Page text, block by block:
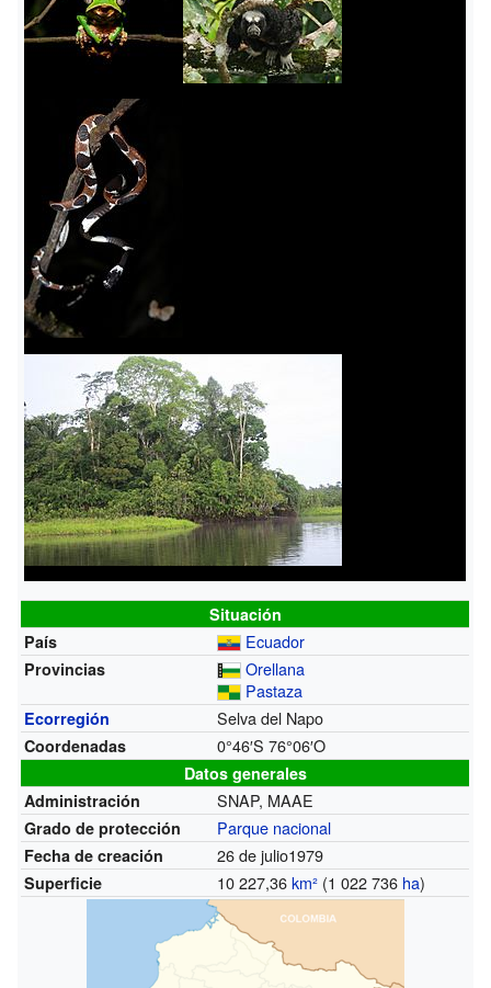
Situación
País
Ecuador
Provincias
Orellana
Pastaza
Ecorregión Selva del Napo
Coordenadas 0°46′S 76°06′O
Datos generales
Administración
SNAP, MAAE
Grado de protección Parque nacional
Fecha de creación 26 de julio1979
Superficie 10 227,36km² (1 022 736 ha)